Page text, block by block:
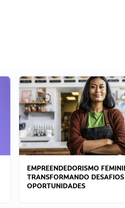
EMPREENDEDORISMO
TRANSFORMANDO
OPORTUNIDADES